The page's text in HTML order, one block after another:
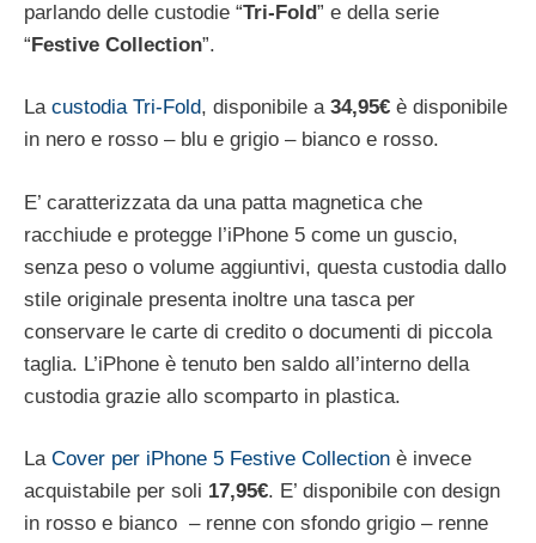
parlando delle custodie “Tri-Fold” e della serie
“Festive Collection”.
La custodia Tri-Fold, disponibile a 34,95€ è disponibile
in nero e rosso – blu e grigio – bianco e rosso.
E’ caratterizzata da una patta magnetica che
racchiude e protegge l’iPhone 5 come un guscio,
senza peso o volume aggiuntivi, questa custodia dallo
stile originale presenta inoltre una tasca per
conservare le carte di credito o documenti di piccola
taglia. L’iPhone è tenuto ben saldo all’interno della
custodia grazie allo scomparto in plastica.
La Cover per iPhone 5 Festive Collection è invece
acquistabile per soli 17,95€. E’ disponibile con design
in rosso e bianco – renne con sfondo grigio – renne